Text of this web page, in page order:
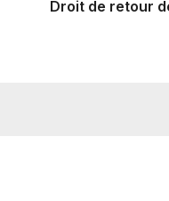
Droit de retour